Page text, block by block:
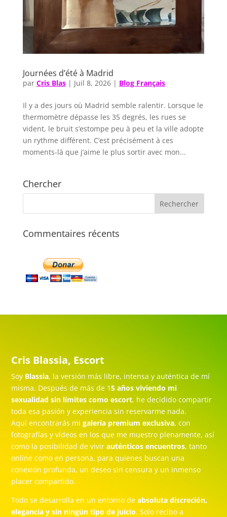
Journées d’été à Madrid
par Cris Blas| Juil 8, 2026| Blog Français
Il y a des jours où Madrid semble ralentir. Lorsque le
thermomètre dépasse les 35 degrés, les rues se
vident, le bruit s’estompe peu à peu et la ville adopte
un rythme différent. C’est précisément à ces
moments-là que j’aime le plus sortir avec mon...
Chercher
Commentaires récents
Cris Blassia, Escort
Soy Blassia, la versión más libre, intensa y auténtica de mí
misma. Después de más de 15 años viviendo mi
sexualidad sin límites como escort, he decidido compartir
toda esa pasión y experiencia sin reservarme nada.
Aquí encontrarás migalería premium exclusiva, con
fotografías y vídeos en los que me muestro plenamente, así
como la posibilidad de vivirauténticos encuentros, tanto
online como en persona, para quienes buscan una
conexión profunda, un deseo sin censura y un inmenso
placer compartido.
Todo se desarrolla en un entorno deabsoluta discreción,
elegancia y sin ningún tipo de juicio. Solo recibo a